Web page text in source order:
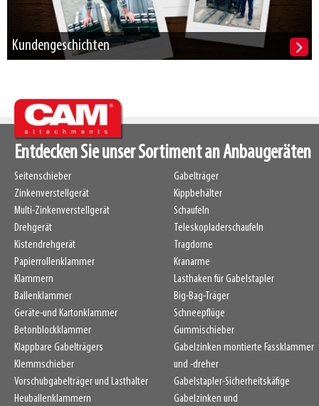
Kundengeschichten
Entdecken Sie unser Sortiment an Anbaugeräten
Seitenschieber
Zinkenverstellgerät
Multi-Zinkenverstellgerät
Drehgerät
Kistendrehgerät
Papierrollenklammer
Klammern
Ballenklammer
Geräte-und Kartonklammer
Betonblockklammer
Klappbare Gabelträgers
Klemmschieber
Vorschubgabelträger und Lasthalter
Heuballenklammern
Gabelträger
Kippbehälter
Schaufeln
Teleskopladerschaufeln
Tragdorne
Kranarme
Lasthaken für Gabelstapler
Big-Bag-Träger
Schneepflüge
Gummischieber
Gabelzinken montierte Fassklammer
und -dreher
Gabelstapler-Sicherheitskäfige
Gabelzinken und